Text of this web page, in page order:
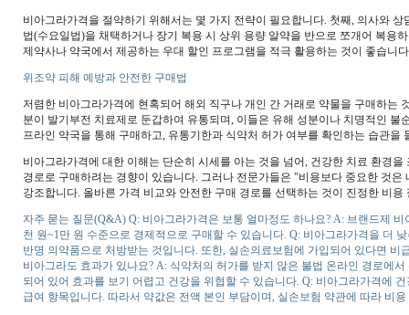
비아그라가격을 절약하기 위해서는 몇 가지 전략이 필요합니다. 첫째, 의사와
법(수요일법)을 채택하거나 장기 복용 시 상위 용량 알약을 반으로 쪼개어 복용
제약사나 약국에서 제공하는 우대 할인 프로그램을 적극 활용하는 것이 좋습니
위조약 피해 예방과 안전한 구매법
저렴한 비아그라가격에 현혹되어 해외 직구나 개인 간 거래로 약물을 구매하
분이 발기부전 치료제로 둔갑하여 유통되며, 이들은 유해 성분이나 치명적인
프라인 약국을 통해 구매하고, 유통기한과 식약처 허가 여부를 확인하는 습관을
비아그라가격에 대한 이해는 단순히 시세를 아는 것을 넘어, 건강한 치료 환경
경로로 구매하려는 경향이 있습니다. 그러나 전문가들은 "비용보다 중요한 것
강조합니다. 올바른 가격 비교와 안전한 구매 경로를 선택하는 것이 진정한 비용
자주 묻는 질문(Q&A) Q: 비아그라가격은 보통 얼마정도 하나요? A: 브랜드제
천 원~1만 원 수준으로 경제적으로 구매할 수 있습니다. Q: 비아그라가격을 더
반명 의약품으로 처방받는 것입니다. 또한, 실손의료보험에 가입되어 있다면
비아그라도 효과가 있나요? A: 식약처의 허가를 받지 않은 불법 온라인 경로에
되어 있어 효과를 보기 어렵고 건강을 위협할 수 있습니다. Q: 비아그라가격에
급여 항목입니다. 따라서 약값은 전액 본인 부담이며, 실손보험 약관에 따라 비